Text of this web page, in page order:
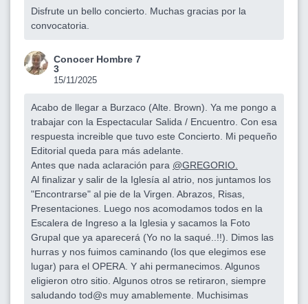
Disfrute un bello concierto. Muchas gracias por la
convocatoria.
Conocer Hombre 7
3
15/11/2025
Acabo de llegar a Burzaco (Alte. Brown). Ya me pongo a
trabajar con la Espectacular Salida / Encuentro. Con esa
respuesta increible que tuvo este Concierto. Mi pequeño
Editorial queda para más adelante.
Antes que nada aclaración para @GREGORIO.
Al finalizar y salir de la Iglesía al atrio, nos juntamos los
"Encontrarse" al pie de la Virgen. Abrazos, Risas,
Presentaciones. Luego nos acomodamos todos en la
Escalera de Ingreso a la Iglesia y sacamos la Foto
Grupal que ya aparecerá (Yo no la saqué..!!). Dimos las
hurras y nos fuimos caminando (los que elegimos ese
lugar) para el OPERA. Y ahi permanecimos. Algunos
eligieron otro sitio. Algunos otros se retiraron, siempre
saludando tod@s muy amablemente. Muchisimas